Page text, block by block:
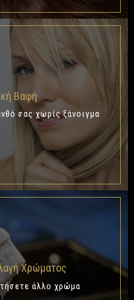
Βαφή
σας χωρίς ξάνοιγμα
Χρώματος
άλλο χρώμα